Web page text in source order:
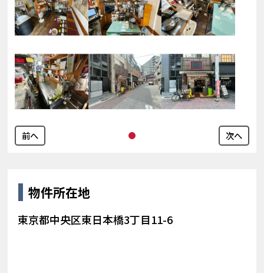
前へ 次へ
物件所在地
東京都中央区東日本橋3丁目11-6